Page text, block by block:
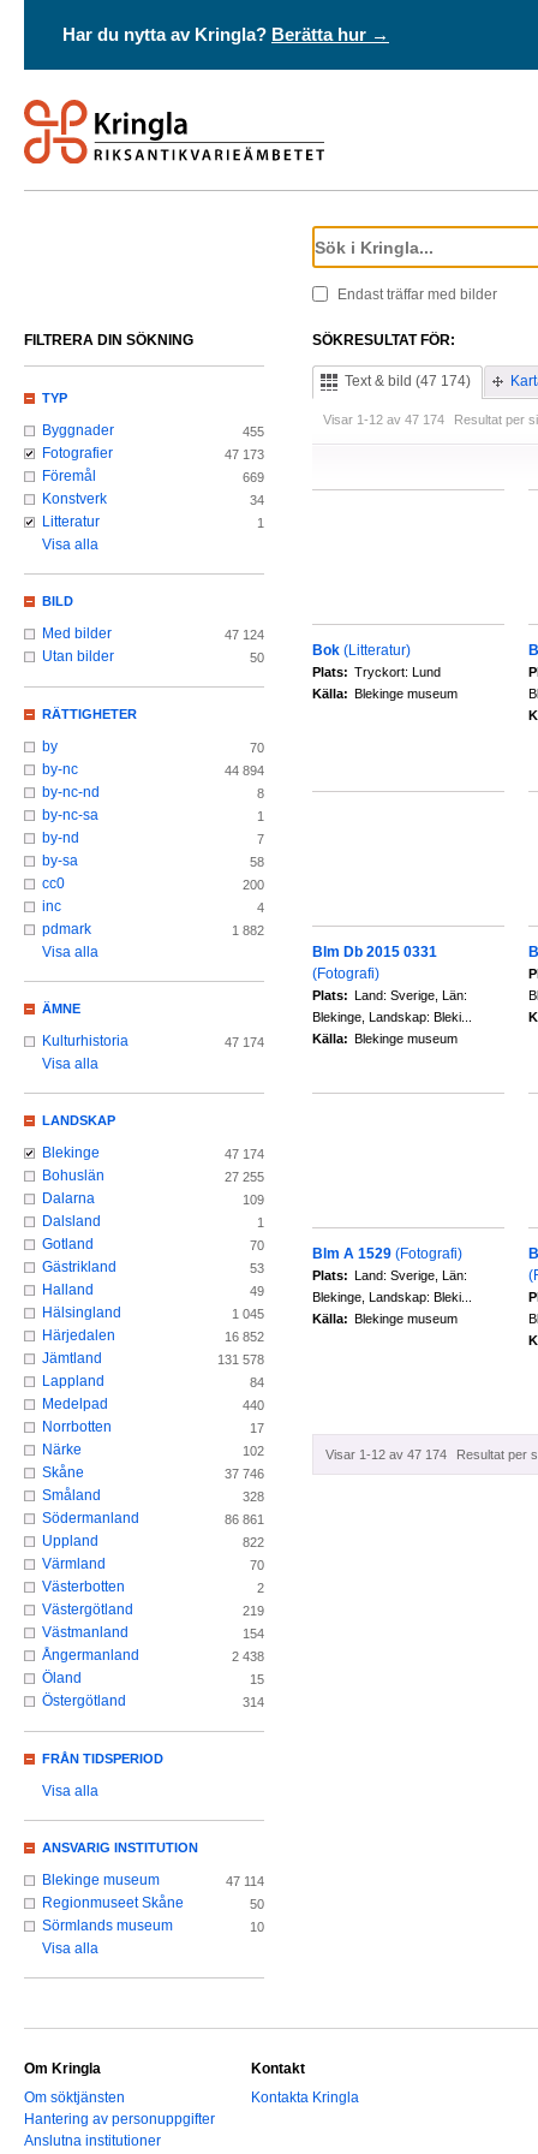
Har du nytta av Kringla? Berätta hur →
Endast träffar med bilder
SÖKRESULTAT FÖR:
Text & bild (47 174)
Visar 1-12 av 47 174 Resultat per
Bok (Litteratur)
Plats: Tryckort: Lund
Källa: Blekinge museum
Blm Db 2015 0331
(Fotografi)
Plats: Land: Sverige, Län:
Blekinge, Landskap: Bleki...
Källa: Blekinge museum
Blm A 1529 (Fotografi)
Plats: Land: Sverige, Län:
Blekinge, Landskap: Bleki...
Källa: Blekinge museum
Visar 1-12 av 47 174 Resultat per
FILTRERA DIN SÖKNING
TYP
Byggnader 455
Fotografier 47 173
Föremål 669
Konstverk 34
Litteratur 1
Visa alla
BILD
Med bilder 47 124
Utan bilder 50
RÄTTIGHETER
by 70
by-nc 44 894
by-nc-nd 8
by-nc-sa 1
by-nd 7
by-sa 58
cc0 200
inc 4
pdmark 1 882
Visa alla
ÄMNE
Kulturhistoria 47 174
Visa alla
LANDSKAP
Blekinge 47 174
Bohuslän 27 255
Dalarna 109
Dalsland 1
Gotland 70
Gästrikland 53
Halland 49
Hälsingland 1 045
Härjedalen 16 852
Jämtland 131 578
Lappland 84
Medelpad 440
Norrbotten 17
Närke 102
Skåne 37 746
Småland 328
Södermanland 86 861
Uppland 822
Värmland 70
Västerbotten 2
Västergötland 219
Västmanland 154
Ångermanland 2 438
Öland 15
Östergötland 314
FRÅN TIDSPERIOD
Visa alla
ANSVARIG INSTITUTION
Blekinge museum 47 114
Regionmuseet Skåne 50
Sörmlands museum 10
Visa alla
Om Kringla
Om söktjänsten
Hantering av personuppgifter
Anslutna institutioner
Kontakt
Kontakta Kringla